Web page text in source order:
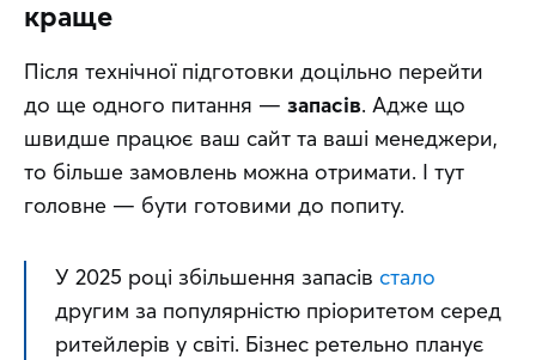
краще
Після технічної підготовки доцільно перейти
до ще одного питання — запасів. Адже що
швидше працює ваш сайт та ваші менеджери,
то більше замовлень можна отримати. І тут
головне — бути готовими до попиту.
У 2025 році збільшення запасів стало
другим за популярністю пріоритетом серед
ритейлерів у світі. Бізнес ретельно планує